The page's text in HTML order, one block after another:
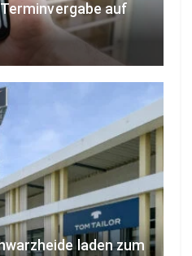
auf
laden zum